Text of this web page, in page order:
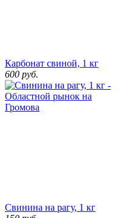
Карбонат свиной, 1 кг
600 руб.
Свинина на рагу, 1 кг